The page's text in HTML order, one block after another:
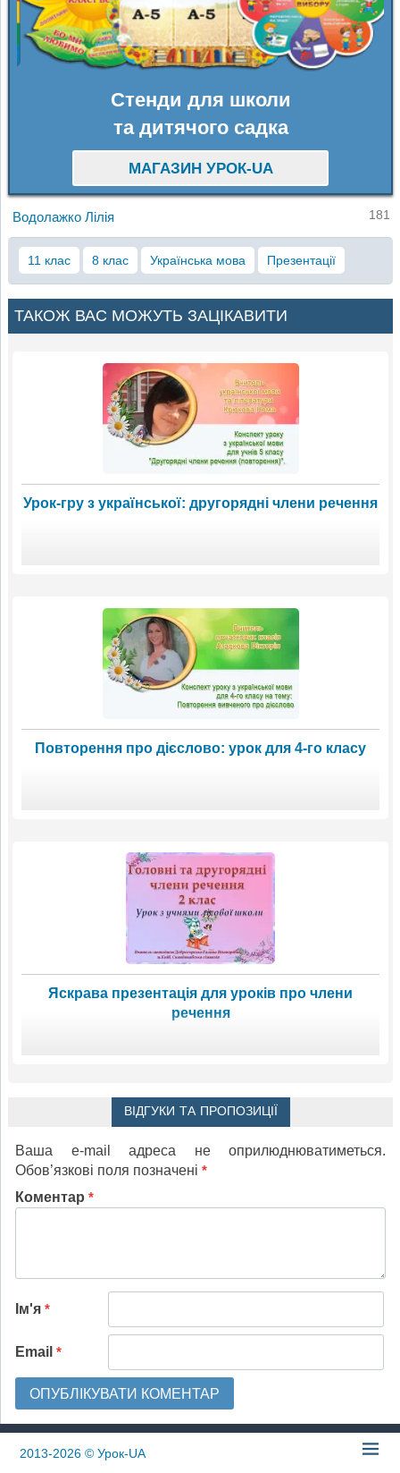
Стенди для школи
та дитячого садка
МАГАЗИН УРОК-UA
Водолажко Лілія 181
11 клас 8 клас Українська мова Презентації
ТАКОЖ ВАС МОЖУТЬ ЗАЦІКАВИТИ
Урок-гру з української: другорядні члени речення
Повторення про дієслово: урок для 4-го класу
Яскрава презентація для уроків про члени
речення
ВІДГУКИ ТА ПРОПОЗИЦІЇ
Ваша e-mail адреса не оприлюднюватиметься.
Обов’язкові поля позначені *
Коментар *
Ім'я *
Email *
2013-2026© Урок-UA